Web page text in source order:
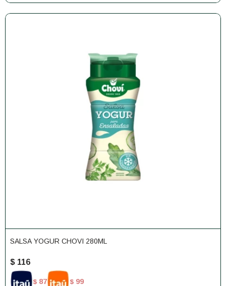
SALSA YOGUR CHOVI 280ML
$ 116
$ 87 $ 99